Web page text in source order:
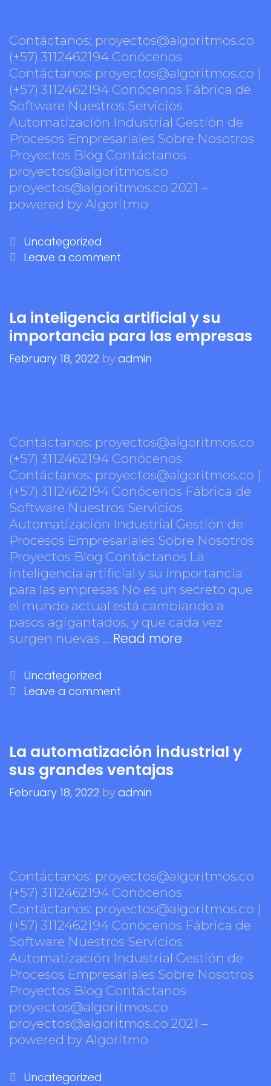
Contáctanos: proyectos@algoritmos.co
(+57) 3112462194 Conócenos
Contáctanos: proyectos@algoritmos.co |
(+57) 3112462194 Conócenos Fábrica de
Software Nuestros Servicios
Automatización Industrial Gestión de
Procesos Empresariales Sobre Nosotros
Proyectos Blog Contáctanos
proyectos@algoritmos.co
proyectos@algoritmos.co 2021 –
powered by Algoritmo
Uncategorized
Leave a comment
La inteligencia artificial y su
importancia para las empresas
February 18, 2022 by admin
Contáctanos: proyectos@algoritmos.co
(+57) 3112462194 Conócenos
Contáctanos: proyectos@algoritmos.co |
(+57) 3112462194 Conócenos Fábrica de
Software Nuestros Servicios
Automatización Industrial Gestión de
Procesos Empresariales Sobre Nosotros
Proyectos Blog Contáctanos La
inteligencia artificial y su importancia
para las empresas No es un secreto que
el mundo actual está cambiando a
pasos agigantados, y que cada vez
surgen nuevas … Read more
Uncategorized
Leave a comment
La automatización industrial y
sus grandes ventajas
February 18, 2022 by admin
Contáctanos: proyectos@algoritmos.co
(+57) 3112462194 Conócenos
Contáctanos: proyectos@algoritmos.co |
(+57) 3112462194 Conócenos Fábrica de
Software Nuestros Servicios
Automatización Industrial Gestión de
Procesos Empresariales Sobre Nosotros
Proyectos Blog Contáctanos
proyectos@algoritmos.co
proyectos@algoritmos.co 2021 –
powered by Algoritmo
Uncategorized